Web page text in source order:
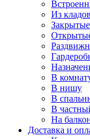
Из
Закрытые
В
В нишу
В
В
На
Доставка и